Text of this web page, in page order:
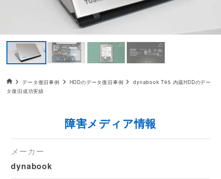
データ復旧HOME
データ復旧事例 HDDのデータ復旧事例
dynabook T95 内蔵HDDのデー
タ復旧成功実績
障害メディア情報
メーカー
dynabook